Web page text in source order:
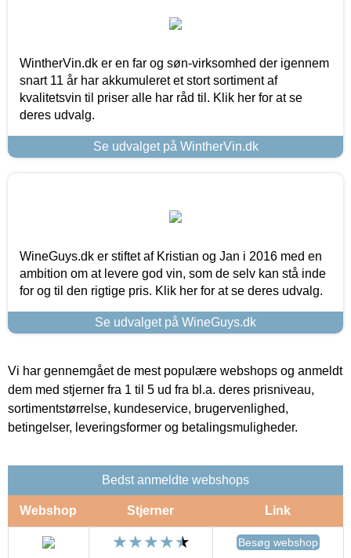
WintherVin.dk er en far og søn-virksomhed der igennem
snart 11 år har akkumuleret et stort sortiment af
kvalitetsvin til priser alle har råd til. Klik her for at se
deres udvalg.
Se udvalget på WintherVin.dk
WineGuys.dk er stiftet af Kristian og Jan i 2016 med en
ambition om at levere god vin, som de selv kan stå inde
for og til den rigtige pris. Klik her for at se deres udvalg.
Se udvalget på WineGuys.dk
Vi har gennemgået de mest populære webshops og anmeldt
dem med stjerner fra 1 til 5 ud fra bl.a. deres prisniveau,
sortimentstørrelse, kundeservice, brugervenlighed,
betingelser, leveringsformer og betalingsmuligheder.
Bedst anmeldte webshops
Webshop Stjerner Link
Besøg webshop